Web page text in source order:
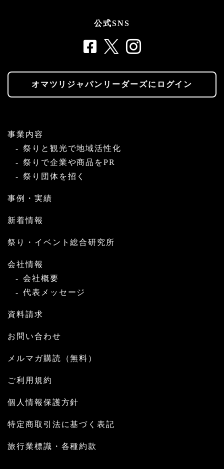
公式SNS
オマツリジャパンリーダーズにログイン
事業内容
祭りと観光で地域活性化
祭りで企業や商品をPR
祭り団体を招く
事例・実績
新着情報
祭り・イベント総合研究所
会社情報
会社概要
代表メッセージ
資料請求
お問い合わせ
メルマガ購読（無料）
ご利用規約
個人情報保護方針
特定商取引法に基づく表記
旅行業標識・各種約款